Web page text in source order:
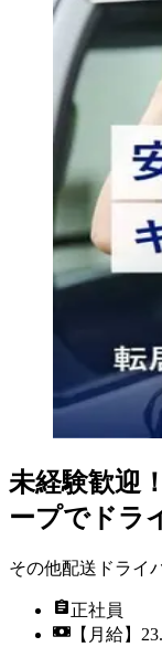
未経験歓迎
ープでドラ
その他配送ドライ
正社員
【月給】